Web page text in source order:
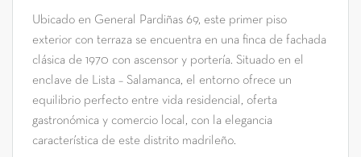
Ubicado en General Pardiñas 69, este primer piso
exterior con terraza se encuentra en una finca de fachada
clásica de 1970 con ascensor y portería. Situado en el
enclave de Lista – Salamanca, el entorno ofrece un
equilibrio perfecto entre vida residencial, oferta
gastronómica y comercio local, con la elegancia
característica de este distrito madrileño.